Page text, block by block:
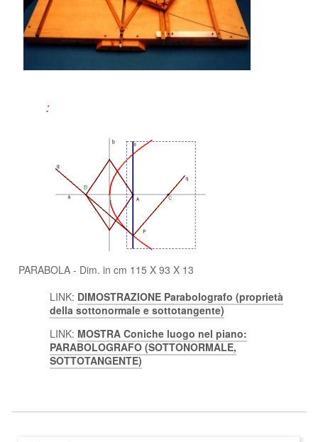
PARABOLA - Dim. in cm 115 X 93 X 13
LINK: DIMOSTRAZIONE Parabolografo (proprietà
della sottonormale e sottotangente)
LINK: MOSTRA Coniche luogo nel piano:
PARABOLOGRAFO (SOTTONORMALE,
SOTTOTANGENTE)